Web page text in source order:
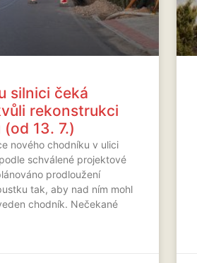
silnici čeká
rekonstrukci
13. 7.)
nového chodníku v ulici
schválené projektové
prodloužení
tak, aby nad ním mohl
chodník. Nečekané